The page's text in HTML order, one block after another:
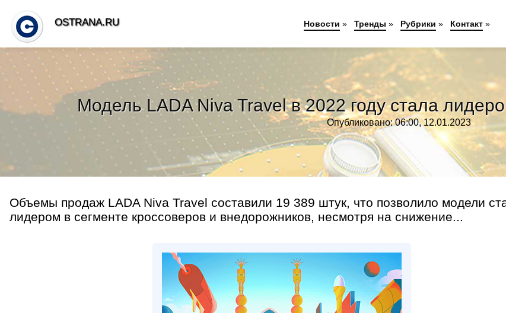
Модель LADA Niva Travel в 2022 году стала
Опубликовано: 06:00, 12.01.2023
Объемы продаж LADA Niva Travel составили 19 389 штук, что позволило модели
лидером в сегменте кроссоверов и внедорожников, несмотря на снижение...
OSTRANA.RU Новости » Тренды » Рубрики » Контакт»